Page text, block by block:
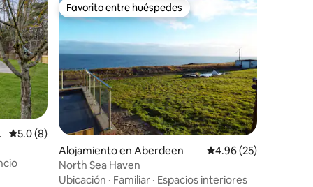
Calificación promedio: 5.0 de 5, 8 reseñas
5.0 (8)
Favorito entre huéspedes
Favorito entre huéspedes
Alojamiento en Aberdeen Calificación
4.96 (25)
North Sea Haven
Ubicación · Familiar · Espacios interiores